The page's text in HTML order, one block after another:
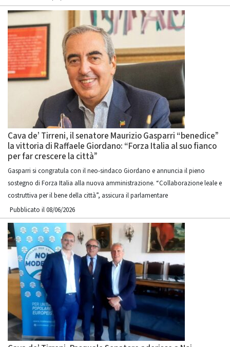
Cava de’ Tirreni, il senatore Maurizio Gasparri “benedice”
la vittoria di Raffaele Giordano: “Forza Italia al suo fianco
per far crescere la città”
Gasparri si congratula con il neo-sindaco Giordano e annuncia il pieno
sostegno di Forza Italia alla nuova amministrazione. “Collaborazione leale e
costruttiva per il bene della città”, assicura il parlamentare
Pubblicato il 08/06/2026